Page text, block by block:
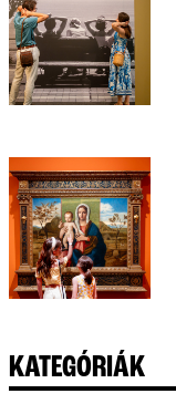
KATEGÓRIÁK